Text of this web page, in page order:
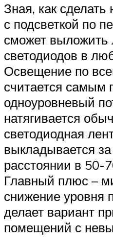
Зная, как сделать
с подсветкой по
сможет выложить
светодиодов в
Освещение по
считается самым
одноуровневый
натягивается
светодиодная
выкладывается
расстоянии в 50-
Главный плюс –
снижение уровня
делает вариант
помещений с